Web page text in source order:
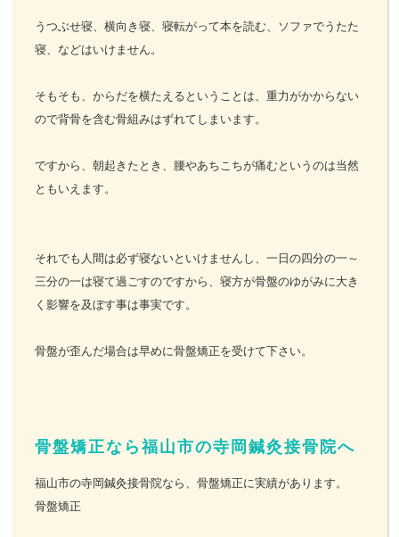
うつぶせ寝、横向き寝、寝転がって本を読む、ソファでうたた
寝、などはいけません。
そもそも、からだを横たえるということは、重力がかからない
ので背骨を含む骨組みはずれてしまいます。
ですから、朝起きたとき、腰やあちこちが痛むというのは当然
ともいえます。
それでも人間は必ず寝ないといけませんし、一日の四分の一～
三分の一は寝て過ごすのですから、寝方が骨盤のゆがみに大き
く影響を及ぼす事は事実です。
骨盤が歪んだ場合は早めに骨盤矯正を受けて下さい。
骨盤矯正なら福山市の寺岡鍼灸接骨院へ
福山市の寺岡鍼灸接骨院なら、骨盤矯正に実績があります。
骨盤矯正